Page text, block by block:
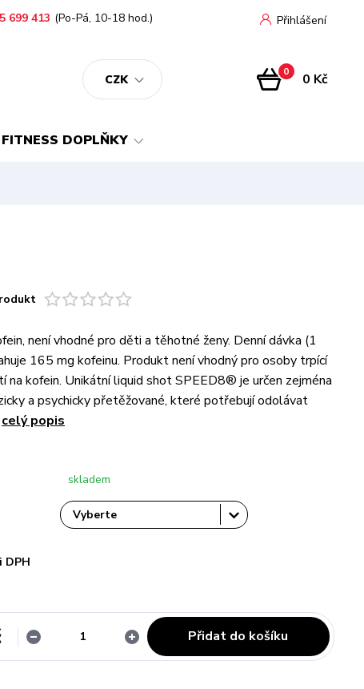
CZK
Přihlášení
699 413 (Po-Pá, 10-18 hod.)
0 0 Kč
FITNESS DOPLŇKY
není vhodné pro děti a těhotné ženy. Denní dávka (1
165 mg kofeinu. Produkt není vhodný pro osoby trpící
kofein. Unikátní liquid shot SPEED8® je určen zejména
a psychicky přetěžované, které potřebují odolávat
celý popis
skladem
DPH
Přidat do košíku